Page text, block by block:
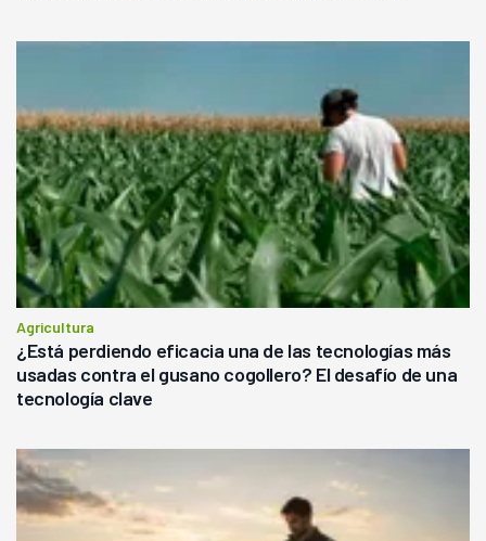
Agricultura
¿Está perdiendo eficacia una de las tecnologías más
usadas contra el gusano cogollero? El desafío de una
tecnología clave